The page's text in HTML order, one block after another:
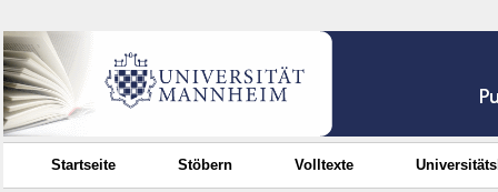
Startseite Stöbern Volltexte